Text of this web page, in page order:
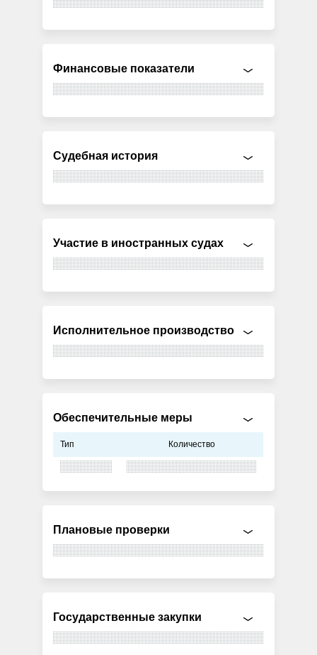
Финансовые показатели
Судебная история
Участие в иностранных судах
Исполнительное производство
Обеспечительные меры
Тип Количество
Плановые проверки
Государственные закупки